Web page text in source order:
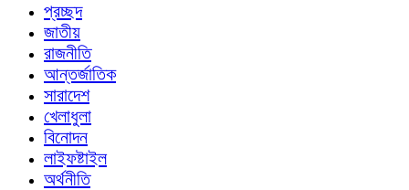
প্রচ্ছদ
জাতীয়
রাজনীতি
আন্তর্জাতিক
সারাদেশ
খেলাধুলা
বিনোদন
লাইফষ্টাইল
অর্থনীতি